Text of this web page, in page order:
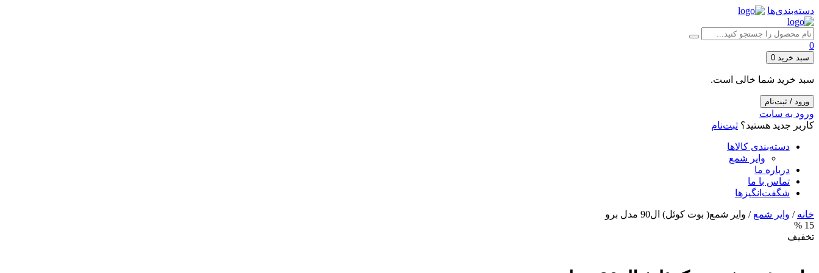
دسته‌بندی‌ها
0
سبد خرید 0
سبد خرید شما خالی است.
ورود / ثبت‌نام
ورود به سایت
کاربر جدید هستید؟ ثبت‌نام
دسته‌بندی کالاها
وایر شمع
درباره ما
تماس با ما
شگفت‌انگیزها
خانه / وایر شمع / وایر شمع( بوت کوئل) ال90 مدل برو
15 %
تخفیف